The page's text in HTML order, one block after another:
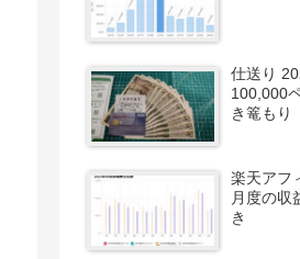
仕送り
100,000
き篭もり
楽天アフ
月度の収
き